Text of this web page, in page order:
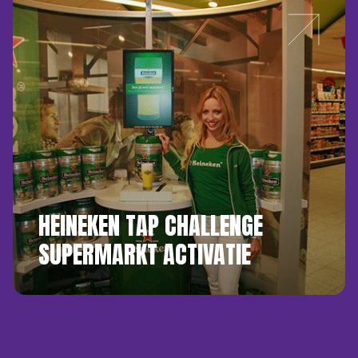
HEINEKEN TAP CHALLENGE
SUPERMARKT ACTIVATIE